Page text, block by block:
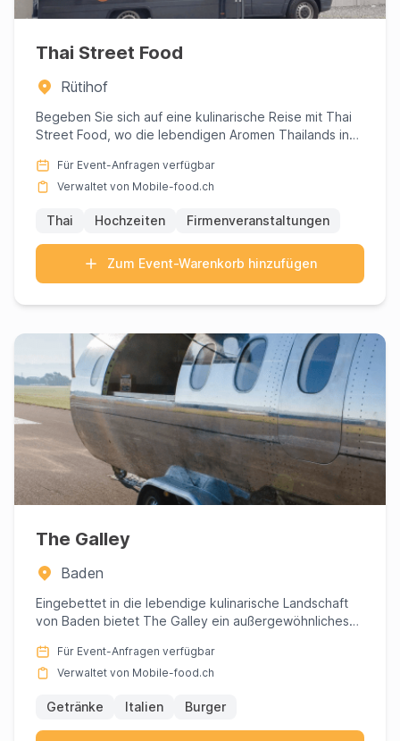
Thai Street Food
Rütihof
Begeben Sie sich auf eine kulinarische Reise mit Thai
Street Food, wo die lebendigen Aromen Thailands in
Für Event-Anfragen verfügbar
Verwaltet von Mobile-food.ch
Thai Hochzeiten Firmenveranstaltungen
Zum Event-Warenkorb hinzufügen
The Galley
Baden
Eingebettet in die lebendige kulinarische Landschaft
von Baden bietet The Galley ein außergewöhnliches
Für Event-Anfragen verfügbar
Verwaltet von Mobile-food.ch
Getränke Italien Burger